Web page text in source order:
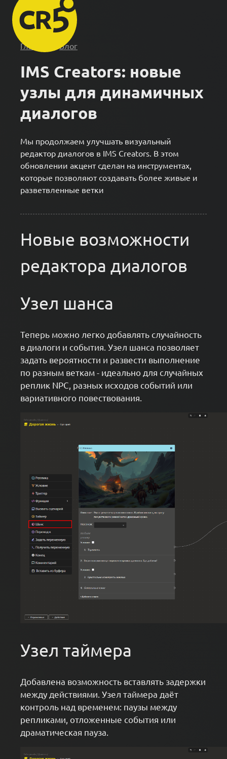
Главная Блог
IMS Creators: новые
узлы для динамичных
диалогов
Мы продолжаем улучшать визуальный
редактор диалогов в IMS Creators. В этом
обновлении акцент сделан на инструментах,
которые позволяют создавать более живые и
разветвленные ветки
Новые возможности
редактора диалогов
Узел шанса
Теперь можно легко добавлять случайность
в диалоги и события. Узел шанса позволяет
задать вероятности и развести выполнение
по разным веткам - идеально для случайных
реплик NPC, разных исходов событий или
вариативного повествования.
Узел таймера
Добавлена возможность вставлять задержки
между действиями. Узел таймера даёт
контроль над временем: паузы между
репликами, отложенные события или
драматическая пауза.